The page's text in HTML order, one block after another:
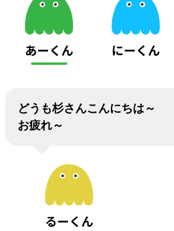
あーくん にーくん
どうも杉さんこんにちは～
お疲れ～
るーくん